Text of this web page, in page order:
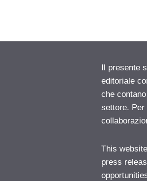
Il presente
editoriale
che
settore. Per
This
press